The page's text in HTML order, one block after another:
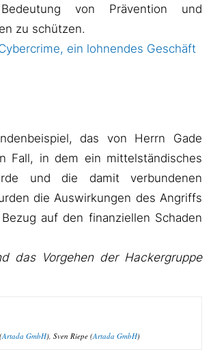
von Prävention und
zu schützen.
ein lohnendes Geschäft
das von Herrn Gade
Fall, in dem ein mittelständisches
und die damit verbundenen
die Auswirkungen des Angriffs
auf den finanziellen Schaden
das Vorgehen der Hackergruppe
Artada GmbH), Sven Riepe (Artada GmbH)